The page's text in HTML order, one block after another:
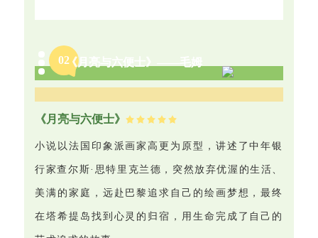
02《月亮与六便士》——毛姆
《月亮与六便士》
小说以法国印象派画家高更为原型，讲述了中年银
行家查尔斯·思特里克兰德，突然放弃优渥的生活、
美满的家庭，远赴巴黎追求自己的绘画梦想，最终
在塔希提岛找到心灵的归宿，用生命完成了自己的